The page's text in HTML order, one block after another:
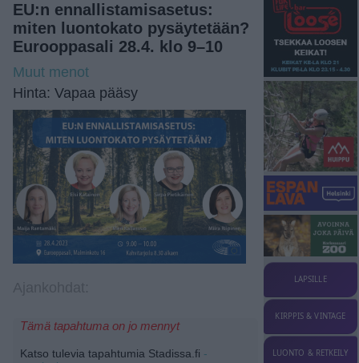
EU:n ennallistamisasetus:
miten luontokato pysäytetään?
Eurooppasali 28.4. klo 9–10
Muut menot
Hinta: Vapaa pääsy
Tämä tapahtuma on jo mennyt
Katso tulevia tapahtumia Stadissa.fi -
LAPSILLE
KIRPPIS & VINTAGE
LUONTO & RETKEILY